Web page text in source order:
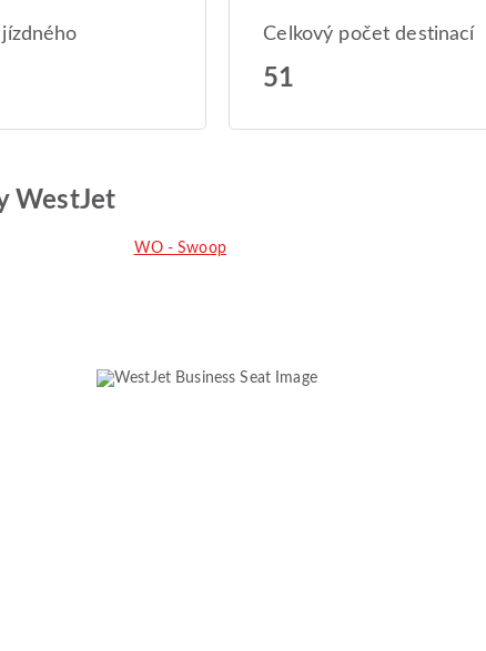
Celkový počet destinací
51
WestJet
WO - Swoop